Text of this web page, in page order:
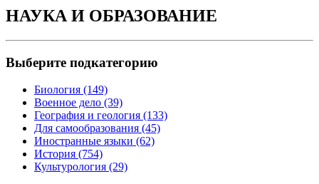
НАУКА И ОБРАЗОВАНИЕ
Выберите подкатегорию
Биология (149)
Военное дело (39)
География и геология (133)
Для самообразования (45)
Иностранные языки (62)
История (754)
Культурология (29)